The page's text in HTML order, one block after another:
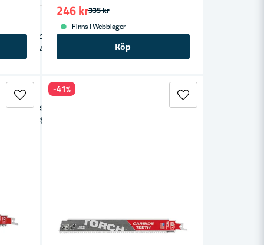
Milwaukee AX Tigersågblad 230mm 25-Pack (För trä & trä med spik)
Milwaukee Wrecker Tigersågblad 150mm 5-P för metall
335 kr
246 kr
Finns i Webblager
Köp
-41%